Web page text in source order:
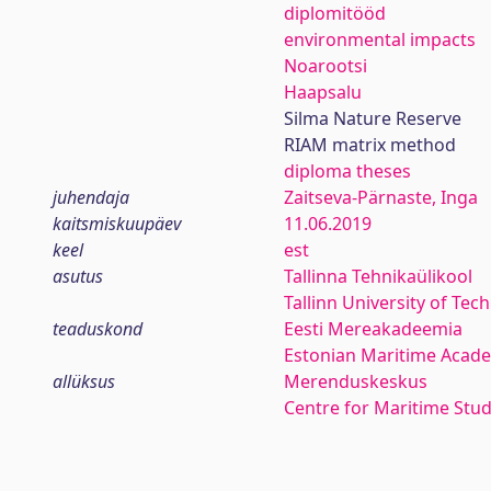
diplomitööd
environmental impacts
Noarootsi
Haapsalu
Silma Nature Reserve
RIAM matrix method
diploma theses
juhendaja
Zaitseva-Pärnaste, Inga
kaitsmiskuupäev
11.06.2019
keel
est
asutus
Tallinna Tehnikaülikool
Tallinn University of
teaduskond
Eesti Mereakadeemia
Estonian Maritime
allüksus
Merenduskeskus
Centre for Maritime